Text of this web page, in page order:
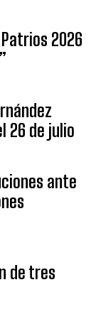
2026
26 de julio
ante
de tres